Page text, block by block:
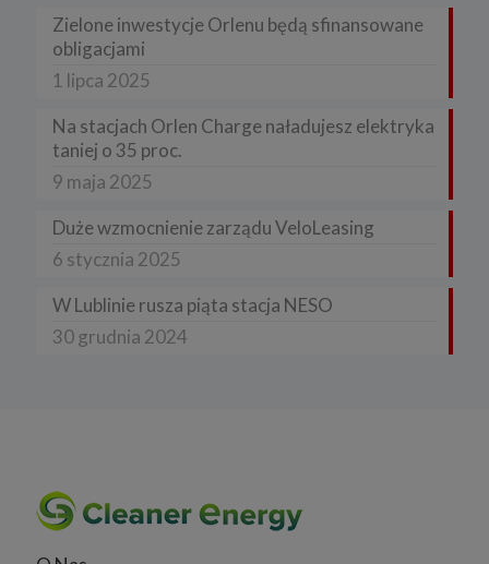
Zielone inwestycje Orlenu będą sfinansowane
obligacjami
1 lipca 2025
Na stacjach Orlen Charge naładujesz elektryka
taniej o 35 proc.
9 maja 2025
Duże wzmocnienie zarządu VeloLeasing
6 stycznia 2025
W Lublinie rusza piąta stacja NESO
30 grudnia 2024